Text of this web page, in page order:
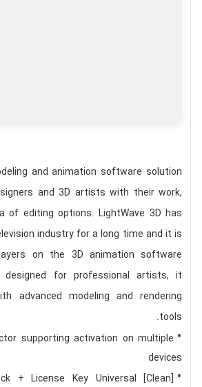
and animation software solution
and 3D artists with their work,
of editing options. LightWave 3D has
industry for a long time and it is
on the 3D animation software
designed for professional artists, it
advanced modeling and rendering
tools.
supporting activation on multiple
devices
+ License Key Universal [Clean]